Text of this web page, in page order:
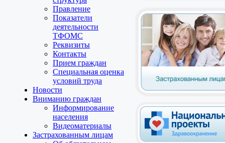
Правление
Показатели
деятельности
ТФОМС
Реквизиты
Контакты
Прием граждан
Специальная оценка
условий труда
Новости
Вниманию граждан
Информирование
населения
Видеоматериалы
Застрахованным лицам